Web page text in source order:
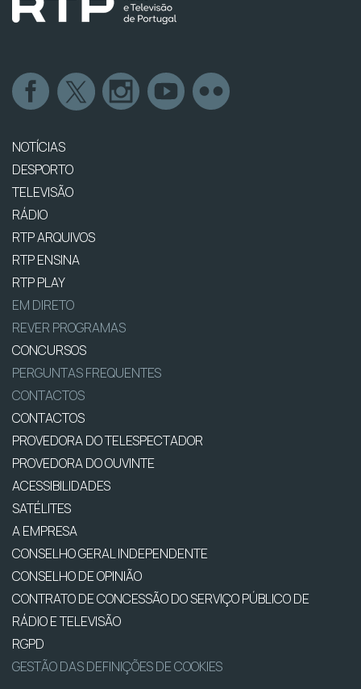
NOTÍCIAS
DESPORTO
TELEVISÃO
RÁDIO
RTP ARQUIVOS
RTP ENSINA
RTP PLAY
EM DIRETO
REVER PROGRAMAS
CONCURSOS
PERGUNTAS FREQUENTES
CONTACTOS
CONTACTOS
PROVEDORA DO TELESPECTADOR
PROVEDORA DO OUVINTE
ACESSIBILIDADES
SATÉLITES
A EMPRESA
CONSELHO GERAL INDEPENDENTE
CONSELHO DE OPINIÃO
CONTRATO DE CONCESSÃO DO SERVIÇO PÚBLICO DE
RÁDIO E TELEVISÃO
RGPD
GESTÃO DAS DEFINIÇÕES DE COOKIES